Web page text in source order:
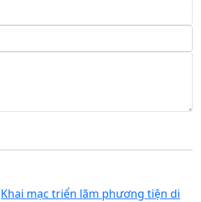
Khai mạc triển lãm phương tiện di